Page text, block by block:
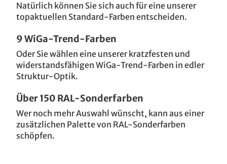
Natürlich können Sie sich auch für eine unserer
topaktuellen Standard-Farben entscheiden.
9 WiGa-Trend-Farben
Oder Sie wählen eine unserer kratzfesten und
widerstandsfähigen WiGa-Trend-Farben in edler
Struktur-Optik.
Über 150 RAL-Sonderfarben
Wer noch mehr Auswahl wünscht, kann aus einer
zusätzlichen Palette von RAL-Sonderfarben
schöpfen.